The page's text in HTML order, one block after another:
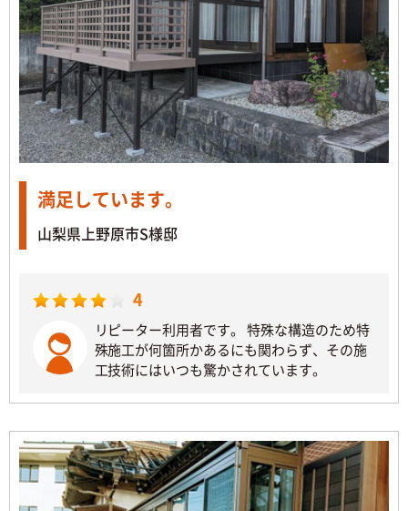
満足しています。
山梨県上野原市S様邸
4
リピーター利用者です。 特殊な構造のため特
殊施工が何箇所かあるにも関わらず、その施
工技術にはいつも驚かされています。